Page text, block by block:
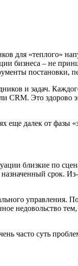
для «теплого»
бизнеса – не
постановки,
и задач.
CRM. Это здорово
еще далек от фазы
близкие по
срок.
управления.
недовольство
часто суть